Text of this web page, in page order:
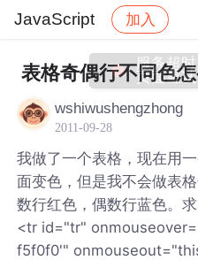
JavaScript 加入
社区 JavaScript 帖
表格奇偶行不同色
wshiwushengzhong
2011-09-28
我做了一个表格，现在用
面变色，但是我不会做表
数行红色，偶数行蓝色。求
<tr id="tr"
f5f0f0'"